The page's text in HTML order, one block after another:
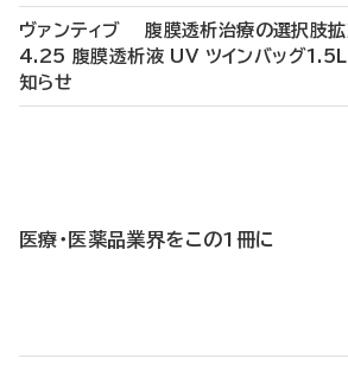
ヴァンティブ 腹膜透析治療の選択肢拡
4.25 腹膜透析液 UV ツインバッグ1.5L
知らせ
医療・医薬品業界をこの1冊に